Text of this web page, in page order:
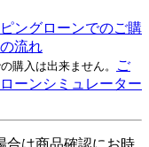
ングローンでのご購
流れ
購入は出来ません。
ご
ローンシミュレーター